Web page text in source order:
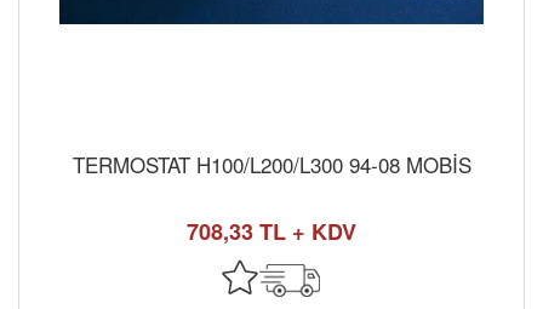
TERMOSTAT H100/L200/L300 94-08 MOBİS
708,33 TL + KDV